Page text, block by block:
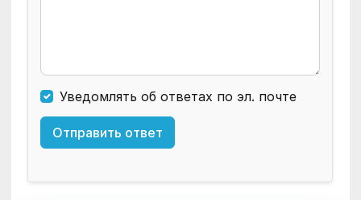
Уведомлять об ответах по эл. почте
Отправить ответ